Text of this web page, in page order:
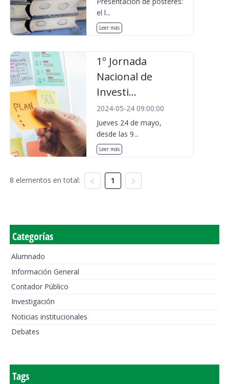
el l...
Leer más
1º Jornada
Nacional de
Investi...
2024-05-24 09:00:00
Jueves 24 de mayo,
desde las 9...
Leer más
8 elementos en total: 1
Categorías
Alumnado
Información General
Contador Público
Investigación
Noticias institucionales
Debates
Tags